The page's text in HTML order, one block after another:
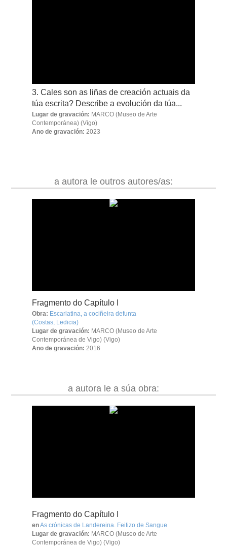
3. Cales son as liñas de creación actuais da
túa escrita? Describe a evolución da túa...
Lugar de gravación: MARCO (Museo de Arte
Contemporánea)(Vigo)
Ano de gravación: 2023
a autora le outros autores/as:
Fragmento do Capítulo I
Obra: Escarlatina, a cociñeira defunta
(Costas, Ledicia)
Lugar de gravación: MARCO (Museo de Arte
Contemporánea de Vigo) (Vigo)
Ano de gravación: 2016
a autora le a súa obra:
Fragmento do Capítulo I
enAs crónicas de Landereina. Feitizo de Sangue
Lugar de gravación: MARCO (Museo de Arte
Contemporánea de Vigo) (Vigo)